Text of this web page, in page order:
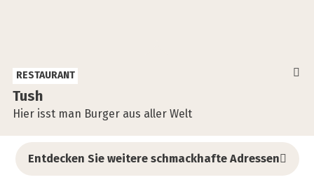
Tush
Hier isst man Burger aus aller Welt
RESTAURANT
Entdecken Sie weitere schmackhafte Adressen